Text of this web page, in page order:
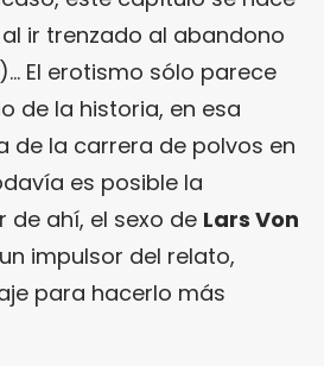
ir trenzado al abandono
)… El erotismo sólo parece
de la historia, en esa
de la carrera de polvos en
es posible la
de ahí, el sexo de Lars Von
impulsor del relato,
para hacerlo más